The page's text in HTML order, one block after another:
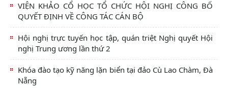
VIỆN KHẢO CỔ HỌC TỔ CHỨC HỘI NGHỊ CÔNG BỐ
QUYẾT ĐỊNH VỀ CÔNG TÁC CÁN BỘ
Hội nghị trực tuyến học tập, quán triệt Nghị quyết Hội
nghị Trung ương lần thứ 2
Khóa đào tạo kỹ năng lặn biển tại đảo Cù Lao Chàm, Đà
Nẵng